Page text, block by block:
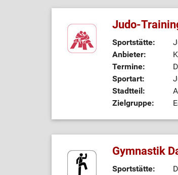
Judo-
Sportstätte:
Anbieter:
Termine:
Sportart:
Stadtteil:
Zielgruppe:
Gymnastik
Sportstätte: